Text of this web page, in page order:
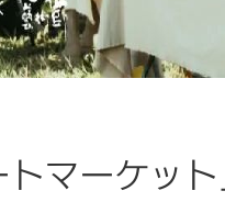
トマーケッ